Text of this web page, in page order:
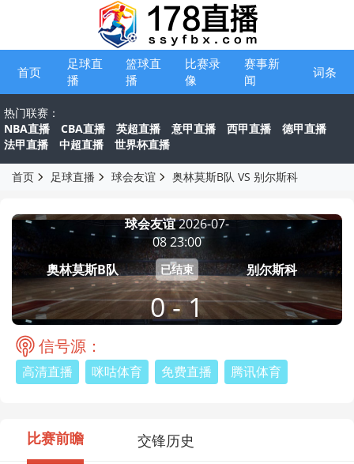
首页
足球直
播
篮球直
播
比赛录
像
赛事新
闻
词条
热门联赛：
NBA直播
CBA直播 英超直播 意甲直播 西甲直播
德甲直播
法甲直播
中超直播 世界杯直播
首页 足球直播 球会友谊 奥林莫斯B队 VS 别尔斯科
奥林莫斯B队
球会友谊2026-07-
08 23:00
已结束
0 - 1
别尔斯科
信号源：
高清直播 咪咕体育 免费直播 腾讯体育
比赛前瞻 交锋历史